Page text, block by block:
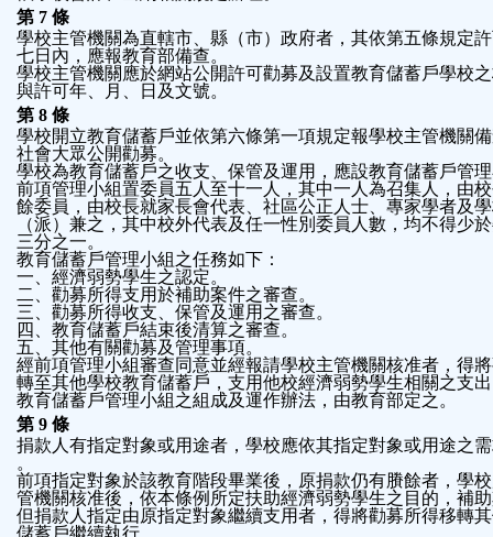
第 7 條
學校主管機關為直轄市、縣（市）政府者，其依第五條規定
七日內，應報教育部備查。
學校主管機關應於網站公開許可勸募及設置教育儲蓄戶學校
與許可年、月、日及文號。
第 8 條
學校開立教育儲蓄戶並依第六條第一項規定報學校主管機關
社會大眾公開勸募。
學校為教育儲蓄戶之收支、保管及運用，應設教育儲蓄戶管
前項管理小組置委員五人至十一人，其中一人為召集人，由
餘委員，由校長就家長會代表、社區公正人士、專家學者及
（派）兼之，其中校外代表及任一性別委員人數，均不得少
三分之一。
教育儲蓄戶管理小組之任務如下：
一、經濟弱勢學生之認定。
二、勸募所得支用於補助案件之審查。
三、勸募所得收支、保管及運用之審查。
四、教育儲蓄戶結束後清算之審查。
五、其他有關勸募及管理事項。
經前項管理小組審查同意並經報請學校主管機關核准者，得
轉至其他學校教育儲蓄戶，支用他校經濟弱勢學生相關之支
教育儲蓄戶管理小組之組成及運作辦法，由教育部定之。
第 9 條
捐款人有指定對象或用途者，學校應依其指定對象或用途之
。
前項指定對象於該教育階段畢業後，原捐款仍有賸餘者，學
管機關核准後，依本條例所定扶助經濟弱勢學生之目的，補
但捐款人指定由原指定對象繼續支用者，得將勸募所得移轉